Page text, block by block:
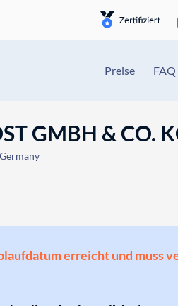
Preise FAQ
GMBH & CO.
erreicht und muss